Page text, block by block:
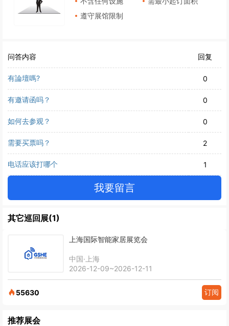
遵守展馆限制
问答内容 回复
有論壇嗎? 0
有邀请函吗？ 0
如何去参观？ 0
需要买票吗？ 2
电话应该打哪个 1
我要留言
其它巡回展(1)
上海国际智能家居展览会
中国·上海
2026-12-09~2026-12-11
55630 订阅
推荐展会